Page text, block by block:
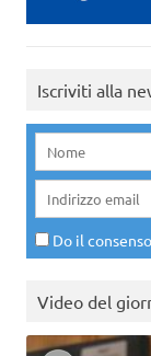
Iscriviti alla
Do il
Video del